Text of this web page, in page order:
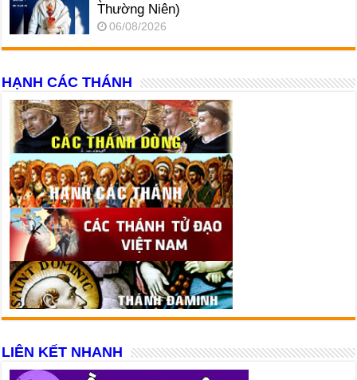
Thường Niên)
06/08/2026
HẠNH CÁC THÁNH
LIÊN KẾT NHANH